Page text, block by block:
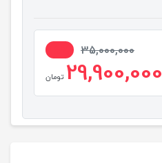
35,000,000
29,900,000 تومان